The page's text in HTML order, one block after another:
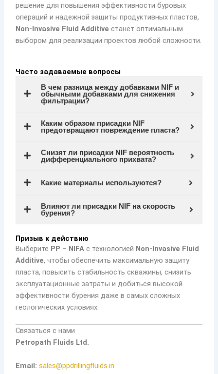
решение для повышения эффективности буровых
операций и надежной защиты продуктивных пластов,
Non-Invasive Fluid Additive станет оптимальным
выбором для реализации проектов любой сложности.
Часто задаваемые вопросы
В чем разница между добавками NIF и
обычными добавками для снижения
фильтрации?
Каким образом присадки NIF
предотвращают повреждение пласта?
Снизят ли присадки NIF вероятность
дифференциального прихвата?
Какие материалы используются?
Влияют ли присадки NIF на скорость
бурения?
Призыв к действию
Выберите PP – NIFA с технологией Non-Invasive Fluid
Additive, чтобы обеспечить максимальную защиту
пласта, повысить стабильность скважины, снизить
эксплуатационные затраты и добиться высокой
эффективности бурения даже в самых сложных
геологических условиях.
Связаться с нами
Petropath Fluids Ltd.
Email: sales@ppdrillingfluids.in